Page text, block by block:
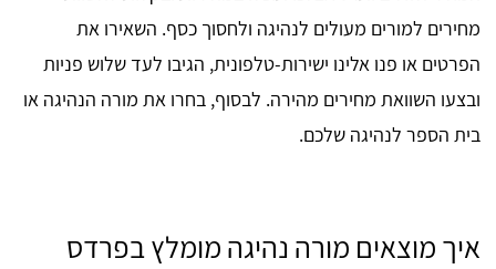
מחירים למורים מעולים לנהיגה ולחסוך כסף. השאירו את
הפרטים או פנו אלינו ישירות-טלפונית, הגיבו לעד שלוש פניות
ובצעו השוואת מחירים מהירה. לבסוף, בחרו את מורה הנהיגה או
בית הספר לנהיגה שלכם.
איך מוצאים מורה נהיגה מומלץ בפרדס